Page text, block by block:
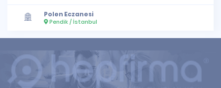
Polen Eczanesi
Pendik / İstanbul